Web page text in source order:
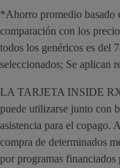
*Ahorro promedio basado
comparación con los
todos los genéricos es del
seleccionados; Se aplican
LA TARJETA INSIDE
puede utilizarse junto con
asistencia para el copago.
compra de determinados
por programas financiados